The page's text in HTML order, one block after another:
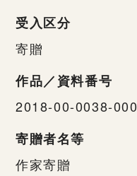
受入区分
寄贈
作品／資料番号
2018-00-0038-000
寄贈者名等
作家寄贈